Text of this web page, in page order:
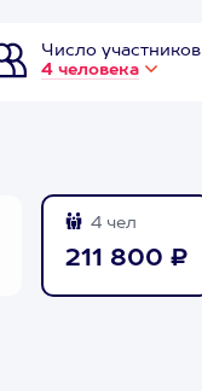
Число участников
4 человека
4 чел
211 800 ₽